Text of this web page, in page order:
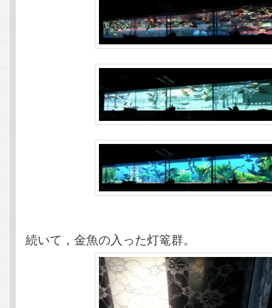
続いて，金魚の入った灯篭群。